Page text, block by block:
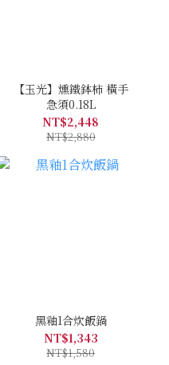
【玉光】燻鐵鉢柿 橫手
急須0.18L
NT$2,448
NT$2,880
黑釉1合炊飯鍋
NT$1,343
NT$1,580